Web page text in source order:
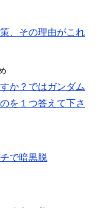
、その理由がこれ
か？ではガンダム
を１つ答えて下さ
で暗黒脱